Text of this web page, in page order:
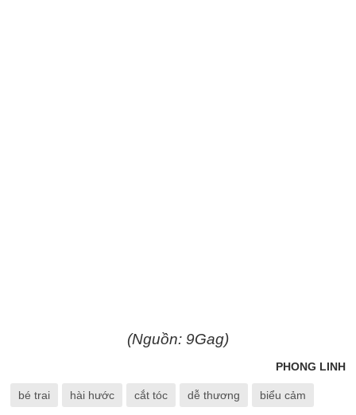
(Nguồn: 9Gag)
PHONG LINH
bé trai hài hước cắt tóc dễ thương biểu cảm